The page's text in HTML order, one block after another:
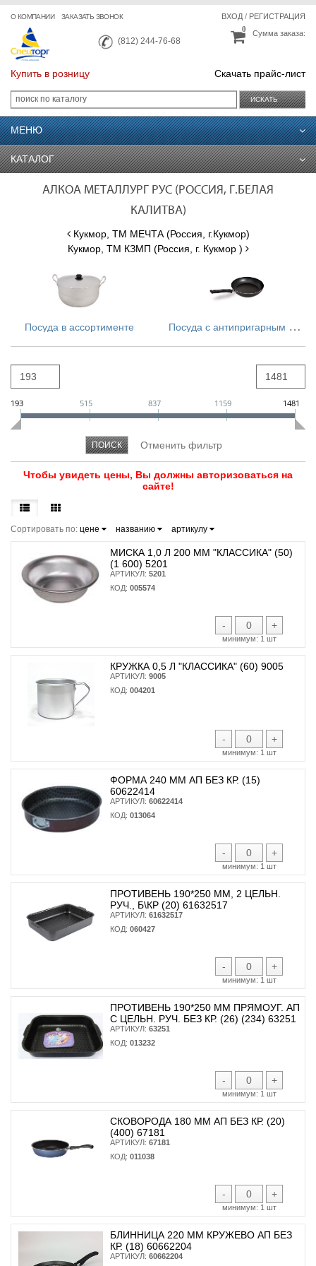
О КОМПАНИИ ЗАКАЗАТЬ ЗВОНОК
(812) 244-76-68
ВХОД/ РЕГИСТРАЦИЯ
Сумма заказа:
0
Купить в розницу Скачать прайс-лист
ИСКАТЬ
МЕНЮ
КАТАЛОГ
АЛКОА МЕТАЛЛУРГ РУС (РОССИЯ, Г.БЕЛАЯ
КАЛИТВА)
Кукмор, ТМ МЕЧТА (Россия, г.Кукмор)
Кукмор, ТМ КЗМП (Россия, г. Кукмор )
Посуда в ассортименте П
осуда с антипригарным покрытием
193 515 837 1159 1481
Чтобы увидеть цены, Вы должны авторизоваться на
сайте!
Сортировать по: цене названию артикулу
МИСКА 1,0 Л 200 ММ "КЛАССИКА" (50)
(1 600) 5201
АРТИКУЛ: 5201
КОД: 005574
- +
минимум: 1 шт
КРУЖКА 0,5 Л "КЛАССИКА" (60) 9005
АРТИКУЛ: 9005
КОД: 004201
- +
минимум: 1 шт
ФОРМА 240 ММ АП БЕЗ КР. (15)
60622414
АРТИКУЛ: 60622414
КОД: 013064
- +
минимум: 1 шт
ПРОТИВЕНЬ 190*250 ММ, 2 ЦЕЛЬН.
РУЧ., Б\КР (20) 61632517
АРТИКУЛ: 61632517
КОД: 060427
- +
минимум: 1 шт
ПРОТИВЕНЬ 190*250 ММ ПРЯМОУГ. АП
С ЦЕЛЬН. РУЧ. БЕЗ КР. (26) (234) 63251
АРТИКУЛ: 63251
КОД: 013232
- +
минимум: 1 шт
СКОВОРОДА 180 ММ АП БЕЗ КР. (20)
(400) 67181
АРТИКУЛ: 67181
КОД: 011038
- +
минимум: 1 шт
БЛИННИЦА 220 ММ КРУЖЕВО АП БЕЗ
КР. (18) 60662204
АРТИКУЛ: 60662204